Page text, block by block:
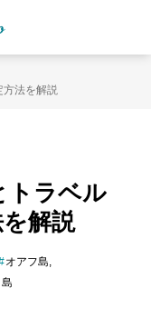
方法を解説
トラベル
解説
オアフ島